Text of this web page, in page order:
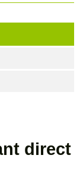
direct